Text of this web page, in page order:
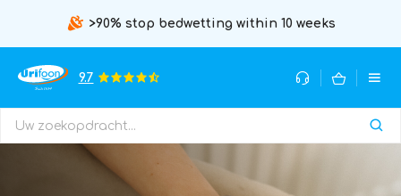
>90% stop bedwetting within 10 weeks
9.7